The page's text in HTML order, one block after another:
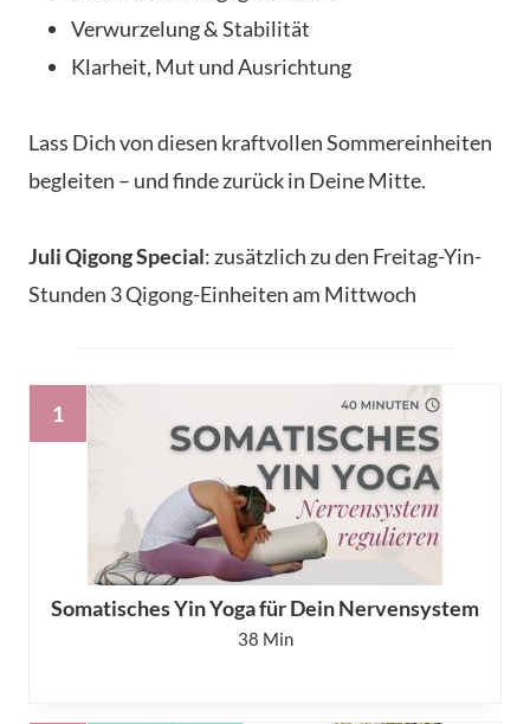
Verwurzelung & Stabilität
Klarheit, Mut und Ausrichtung
Lass Dich von diesen kraftvollen Sommereinheiten
begleiten – und finde zurück in Deine Mitte.
Juli Qigong Special: zusätzlich zu den Freitag-Yin-
Stunden 3 Qigong-Einheiten am Mittwoch
Somatisches Yin Yoga für Dein Nervensystem
38